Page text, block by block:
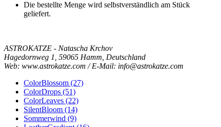
Die bestellte Menge wird selbstverständlich am Stück
geliefert.
ASTROKATZE - Natascha Krchov
Hagedornweg 1, 59065 Hamm, Deutschland
Web: www.astrokatze.com / E-Mail: info@astrokatze.com
ColorBlossom (27)
ColorDrops (51)
ColorLeaves (22)
SilentBloom (14)
Sommerwind (9)